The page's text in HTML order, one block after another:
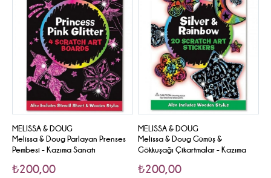
MELISSA & DOUG
Melissa & Doug Parlayan Prenses
Pembesi - Kazıma Sanatı
₺200,00
MELISSA & DOUG
Melissa & Doug Gümüş &
Gökkuşağı Çikartmalar - Kazıma
₺200,00